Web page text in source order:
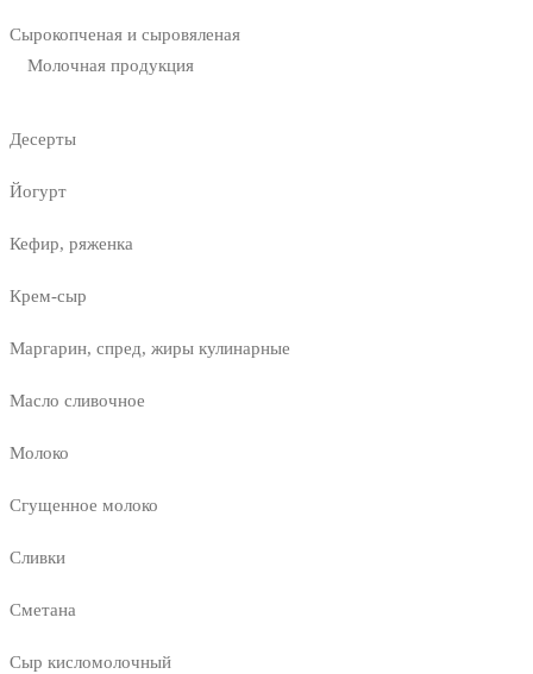
Сырокопченая и сыровяленая
Молочная продукция
Десерты
Йогурт
Кефир, ряженка
Крем-сыр
Маргарин, спред, жиры кулинарные
Масло сливочное
Молоко
Сгущенное молоко
Сливки
Сметана
Сыр кисломолочный